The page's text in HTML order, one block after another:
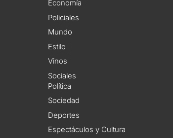
Economía
Policiales
Mundo
Estilo
Vinos
Sociales
Política
Sociedad
Deportes
Espectáculos y Cultura